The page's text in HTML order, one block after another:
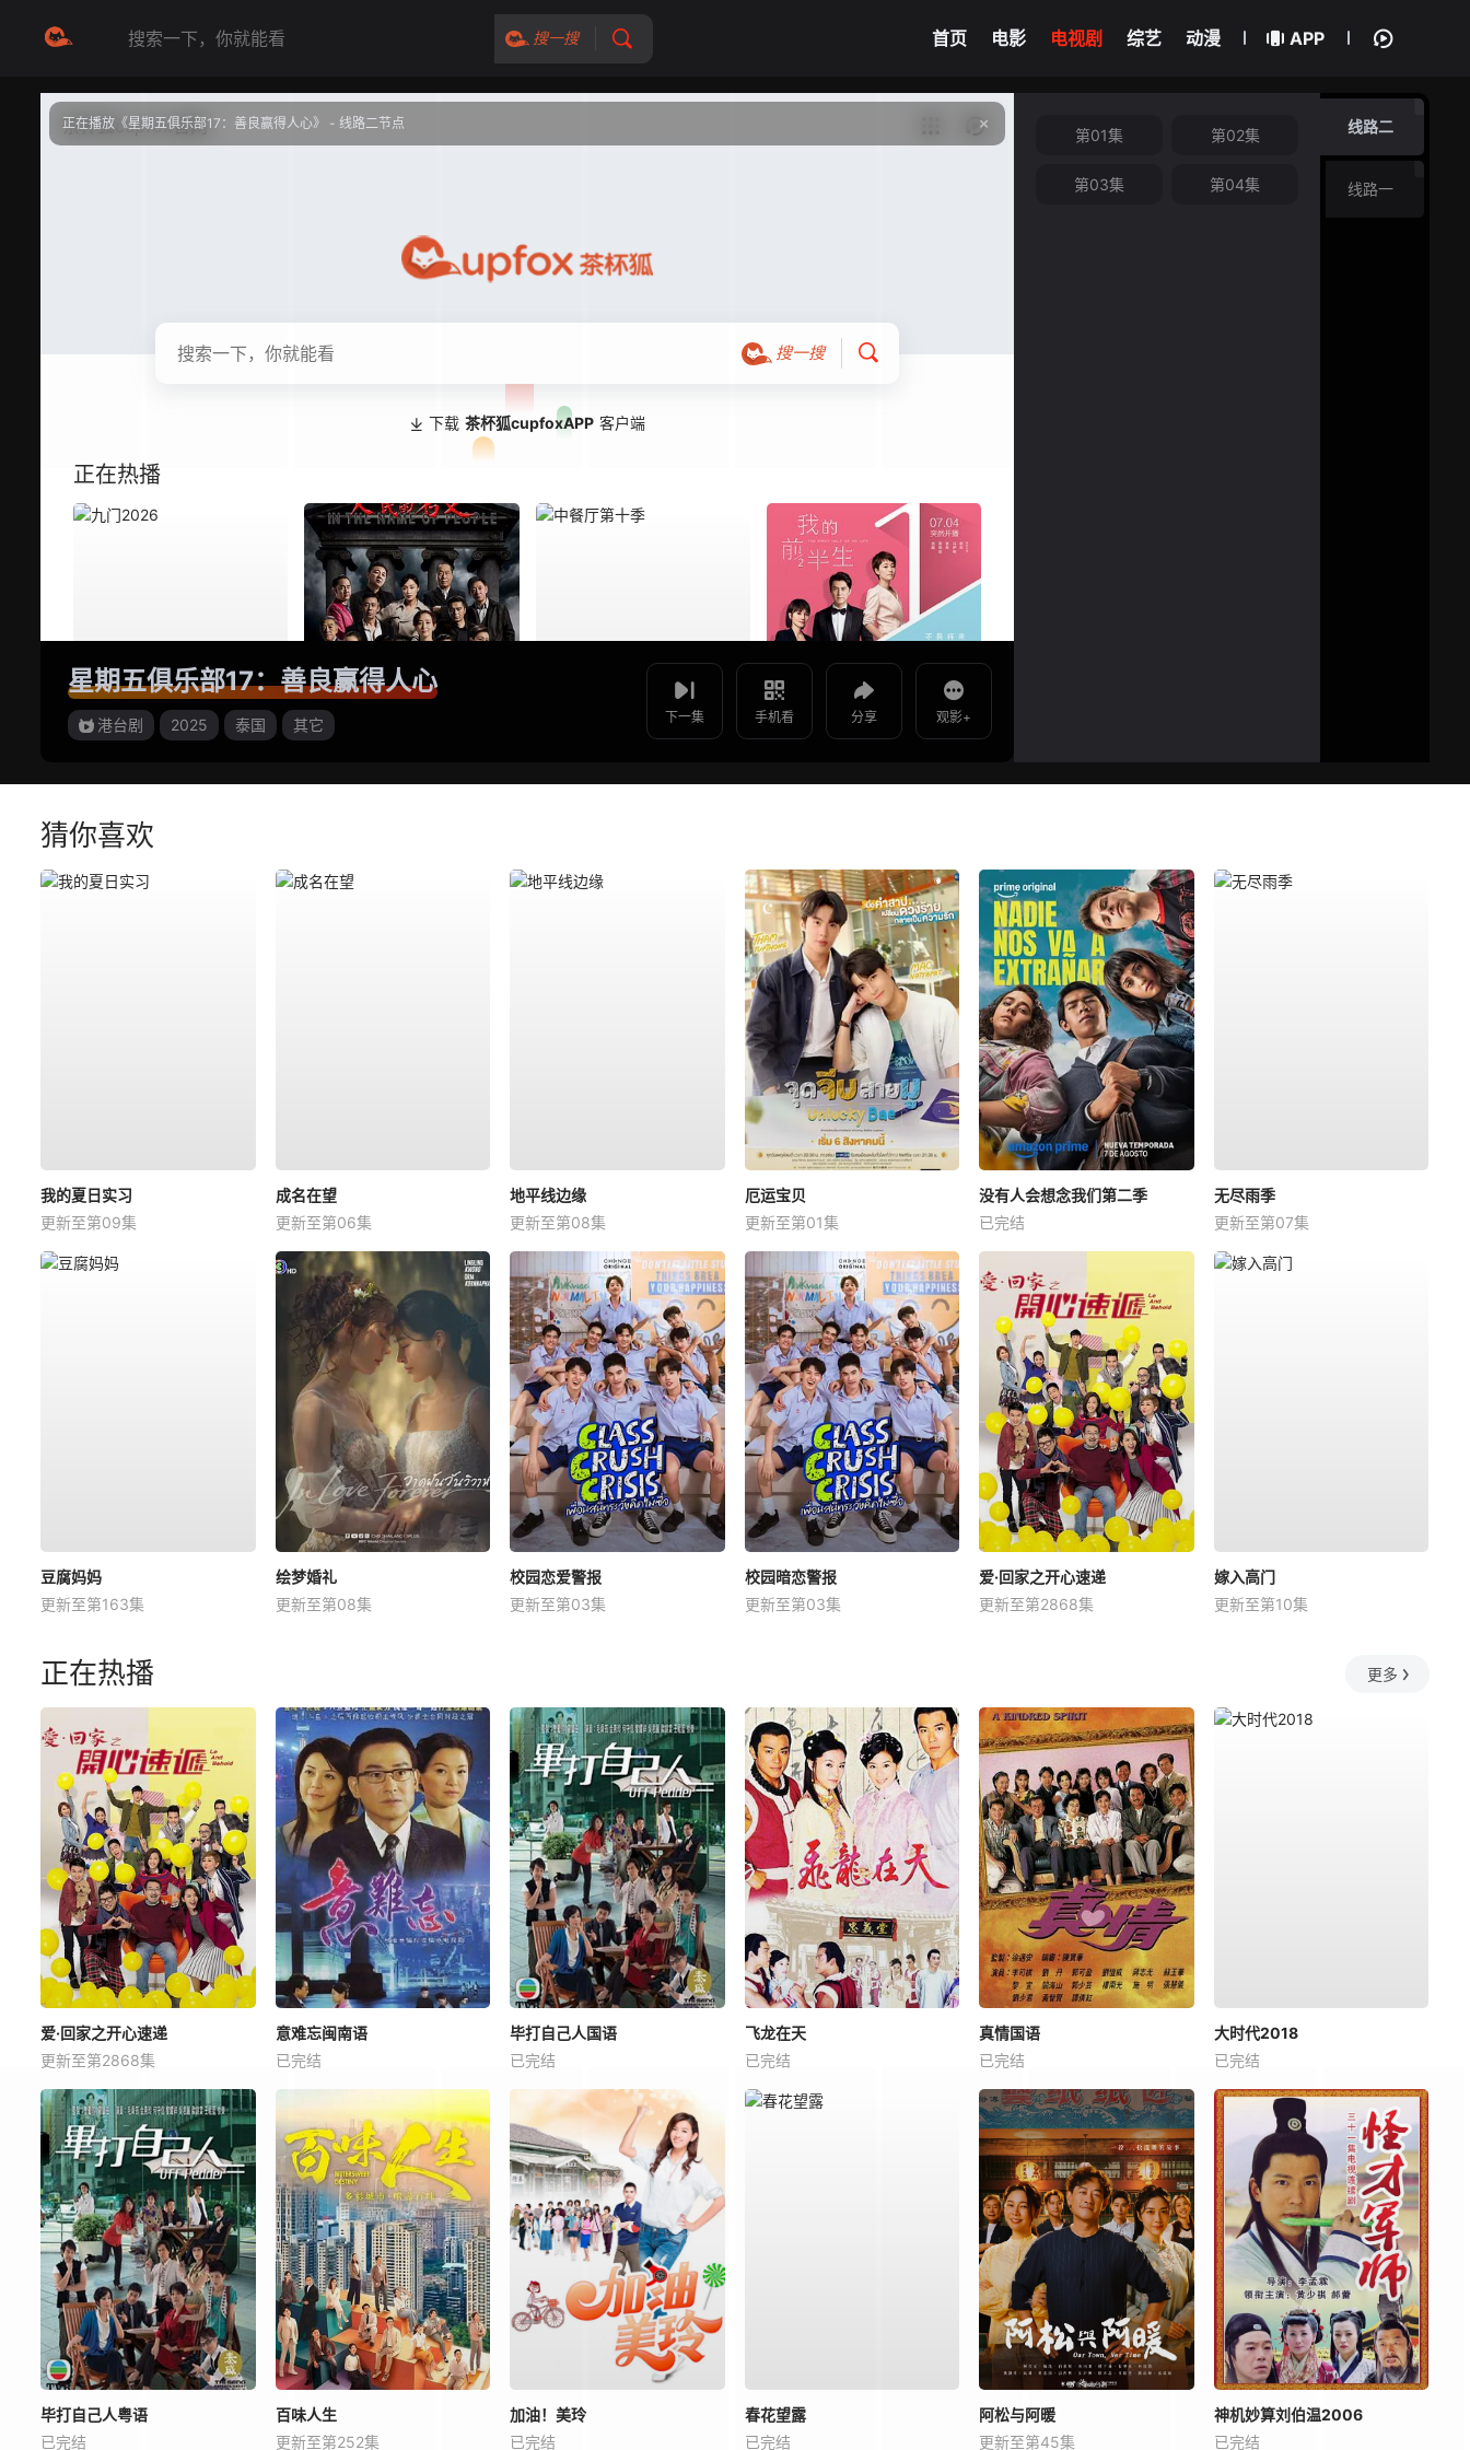
搜一搜 首页 电影 电视剧 综艺 动漫 APP
正在播放《星期五俱乐部17：善良赢得人心》 - 线路二节点
星期五俱乐部17：善良赢得人心
港台剧 2025 泰国 其它 下一集 手机看 分享 观影+
如遇无法播放请提交给我们
线路二
线路一
第01集 第02集
第03集 第04集
猜你喜欢
我的夏日实习
更新至第09集
成名在望
更新至第06集
地平线边缘
更新至第08集
厄运宝贝
更新至第01集
没有人会想念我们第二季
已完结
无尽雨季
更新至第07集
豆腐妈妈
更新至第163集
绘梦婚礼
更新至第08集
校园恋爱警报
更新至第03集
校园暗恋警报
更新至第03集
爱·回家之开心速递
更新至第2868集
嫁入高门
更新至第10集
正在热播 更多
爱·回家之开心速递
更新至第2868集
意难忘闽南语
已完结
毕打自己人国语
已完结
飞龙在天
已完结
真情国语
已完结
大时代2018
已完结
毕打自己人粤语
已完结
百味人生
更新至第252集
加油！美玲
已完结
春花望露
已完结
阿松与阿暖
更新至第45集
神机妙算刘伯温2006
已完结